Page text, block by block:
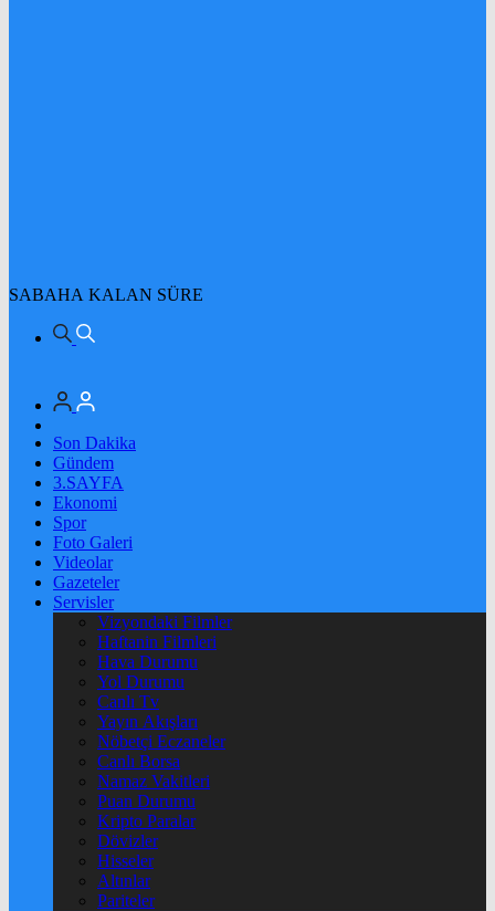
SABAHA KALAN SÜRE
Son Dakika
Gündem
3.SAYFA
Ekonomi
Spor
Foto Galeri
Videolar
Gazeteler
Servisler
Vizyondaki Filmler
Haftanin Filmleri
Hava Durumu
Yol Durumu
Canlı Tv
Yayın Akışları
Nöbetçi Eczaneler
Canlı Borsa
Namaz Vakitleri
Puan Durumu
Kripto Paralar
Dövizler
Hisseler
Altınlar
Pariteler